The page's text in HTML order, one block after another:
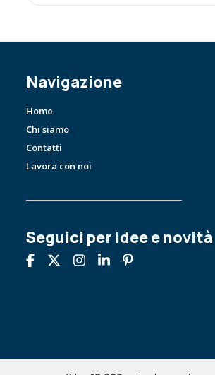
Navigazione
Home
Chi siamo
Contatti
Lavora con noi
Seguici per idee e novità